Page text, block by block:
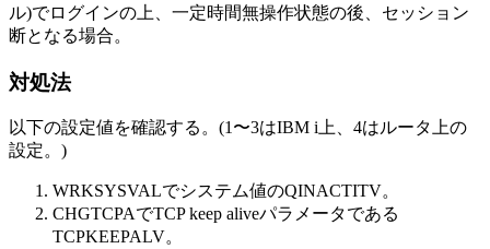
ル)でログインの上、一定時間無操作状態の後、セッション
断となる場合。
対処法
以下の設定値を確認する。(1〜3はIBM i上、4はルータ上の
設定。)
WRKSYSVALでシステム値のQINACTITV。
CHGTCPAでTCP keep aliveパラメータである
TCPKEEPALV。